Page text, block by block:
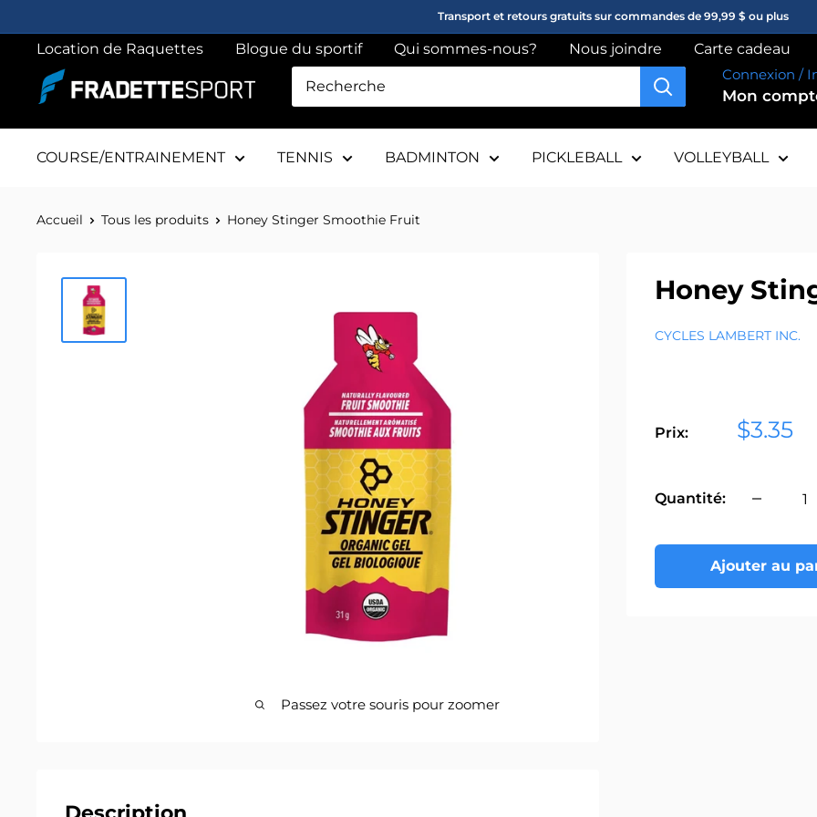
au
contenu
Transport et retours gratuits sur commandes de 99,99 $ ou plus
Location de Raquettes Blogue du sportif Qui sommes-nous? Nous joindre
Carte cadeau
Fradette
sport
Connexion /
Mon
COURSE/ENTRAINEMENT TENNIS BADMINTON PICKLEBALL VOLLEYBALL
Accueil Tous les produits Honey Stinger Smoothie Fruit
Passez votre souris pour zoomer
Honey
CYCLES LAMBERT INC.
Prix:
Prix
$3.35
Quantité:
Ajouter au